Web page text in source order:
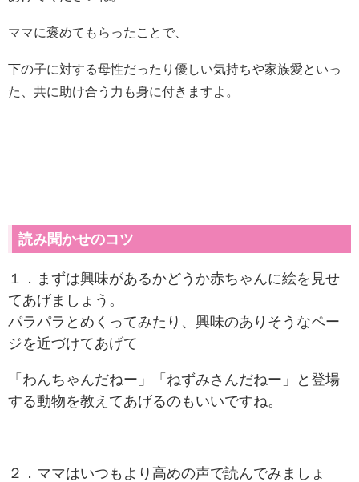
ママに褒めてもらったことで、
下の子に対する母性だったり優しい気持ちや家族愛といっ
た、共に助け合う力も身に付きますよ。
読み聞かせのコツ
１．まずは興味があるかどうか赤ちゃんに絵を見せ
てあげましょう。
パラパラとめくってみたり、興味のありそうなペー
ジを近づけてあげて
「わんちゃんだねー」「ねずみさんだねー」と登場
する動物を教えてあげるのもいいですね。
２．ママはいつもより高めの声で読んでみましょ